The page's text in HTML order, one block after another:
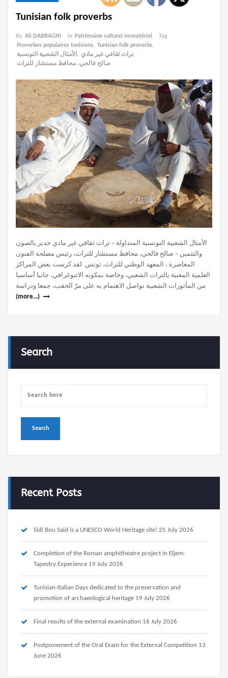
Tunisian folk proverbs
By Ali DABBAGHI in Patrimoine culturel immatériel
Tag
Proverbes populaires tunisiens, Tunisian folk proverbs,
الأمثال الشعبية التونسية , تراث ثقافي غير مادي,
صالح فالحي، محافظ مستشار للتراث
الأمثال الشعبية التونسية المتداولة – تراث ثقافي غير مادي جدير بالصون
والتثمين – صالح فالحي، محافظ مستشار للتراث، رئيس مصلحة الفنون
المعاصرة ، المعهد الوطني للتراث، تونس لقد كرست بعض المراكز
العلمية المعنية بالتراث الشعبي، وخاصة بمكونه الاثنوغرافي، جانبا أساسيا
من المأثورات الشعبية تواصل الاهتمام به على مرّ الحقب، جمعا ودراسة
(more…)
Search
Recent Posts
Sidi Bou Saïd is a UNESCO World Heritage site! 25 July 2026
Completion of the Roman amphitheatre project in Eljem:
Tapestry Experience 19 July 2026
Tunisian-Italian Days dedicated to the preservation and
promotion of archaeological heritage 19 July 2026
Final results of the external examination 16 July 2026
Postponement of the Oral Exam for the External Competition 13
June 2026